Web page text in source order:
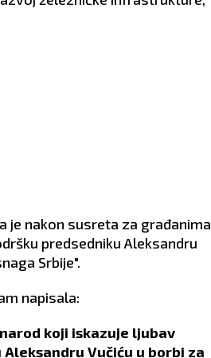
je nakon susreta za građanima
predsedniku Aleksandru
Srbije".
napisala:
koji iskazuje ljubav
Vučiću u borbi za